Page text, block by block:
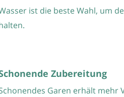
ist die beste Wahl, um
Zubereitung
Garen erhält mehr